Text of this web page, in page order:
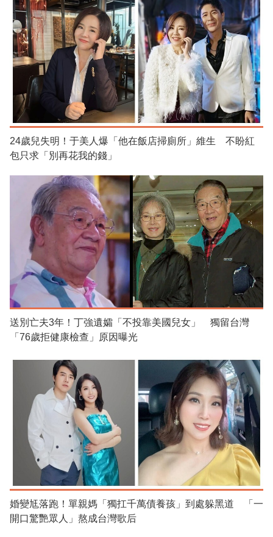
24歲兒失明！于美人爆「他在飯店掃廁所」維生 不盼紅
包只求「別再花我的錢」
送別亡夫3年！丁強遺孀「不投靠美國兒女」 獨留台灣
「76歲拒健康檢查」原因曝光
婚變尪落跑！單親媽「獨扛千萬債養孩」到處躲黑道 「一
開口驚艷眾人」熬成台灣歌后